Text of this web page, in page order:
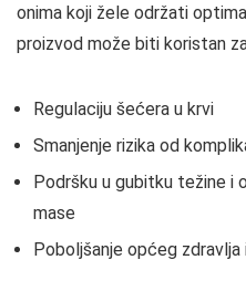
onima koji žele održati
proizvod može biti koristan
Regulaciju šećera u krvi
Smanjenje rizika od
Podršku u gubitku težine i
mase
Poboljšanje općeg